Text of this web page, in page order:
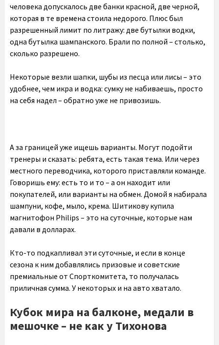
человека допускалось две банки красной, две черной,
которая в те времена стоила недорого. Плюс был
разрешенный лимит по литражу: две бутылки водки,
одна бутылка шампанского. Брали по полной – столько,
сколько разрешено.
Некоторые везли шапки, шубы из песца или лисы – это
удобнее, чем икра и водка: сумку не набиваешь, просто
на себя надел – обратно уже не привозишь.
А за границей уже ищешь варианты. Могут подойти
тренеры и сказать: ребята, есть такая тема. Или через
местного переводчика, которого приставляли команде.
Говоришь ему: есть то и то – а он находит или
покупателей, или варианты на обмен. Домой я набирала
шампуни, кофе, мыло, крема. Шитикову купила
магнитофон Philips – это на суточные, которые нам
давали в долларах.
Кто-то подкапливал эти суточные, и если в конце
сезона к ним добавлялись призовые и советские
премиальные от Спорткомитета, то получалась
приличная сумма. У некоторых и на авто хватало.
Кубок мира на балконе, медали в
мешочке – не как у Тихонова